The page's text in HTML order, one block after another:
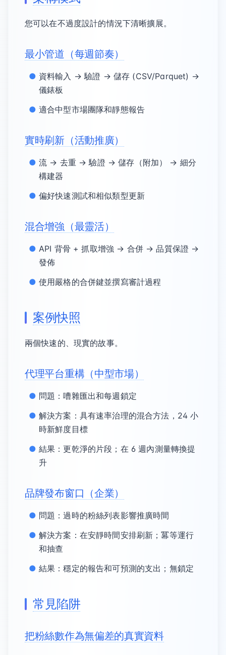
您可以在不過度設計的情況下清晰擴展。
最小管道（每週節奏）
資料輸入 → 驗證 → 儲存 (CSV/Parquet) →
儀錶板
適合中型市場團隊和靜態報告
實時刷新（活動推廣）
流 → 去重 → 驗證 → 儲存（附加） → 細分
構建器
偏好快速測試和相似類型更新
混合增強（最靈活）
API 背骨 + 抓取增強 → 合併 → 品質保證 →
發佈
使用嚴格的合併鍵並撰寫審計過程
案例快照
兩個快速的、現實的故事。
代理平台重構（中型市場）
問題：嘈雜匯出和每週鎖定
解決方案：具有速率治理的混合方法，24 小
時新鮮度目標
結果：更乾淨的片段；在 6 週內測量轉換提
升
品牌發布窗口（企業）
問題：過時的粉絲列表影響推廣時間
解決方案：在安靜時間安排刷新；冪等運行
和抽查
結果：穩定的報告和可預測的支出；無鎖定
常見陷阱
把粉絲數作為無偏差的真實資料